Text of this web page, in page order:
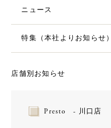
ニュース
特集（本社よりお知らせ）
店舗別お知らせ
Presto - 川口店